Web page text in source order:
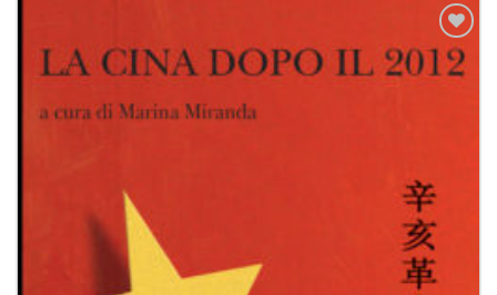
Aggiungi
alla lista
dei